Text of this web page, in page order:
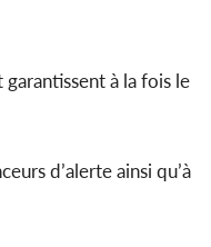
à la fois le
d’alerte ainsi qu’à